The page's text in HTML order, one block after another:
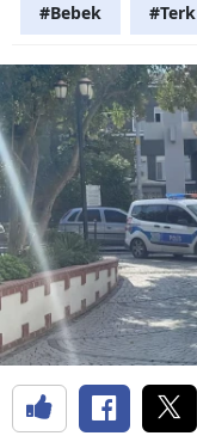
#Bebek #Terk